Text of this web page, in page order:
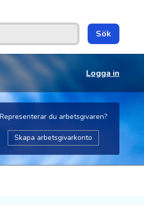
Sök
Logga in
Representerar du arbetsgivaren?
Skapa arbetsgivarkonto